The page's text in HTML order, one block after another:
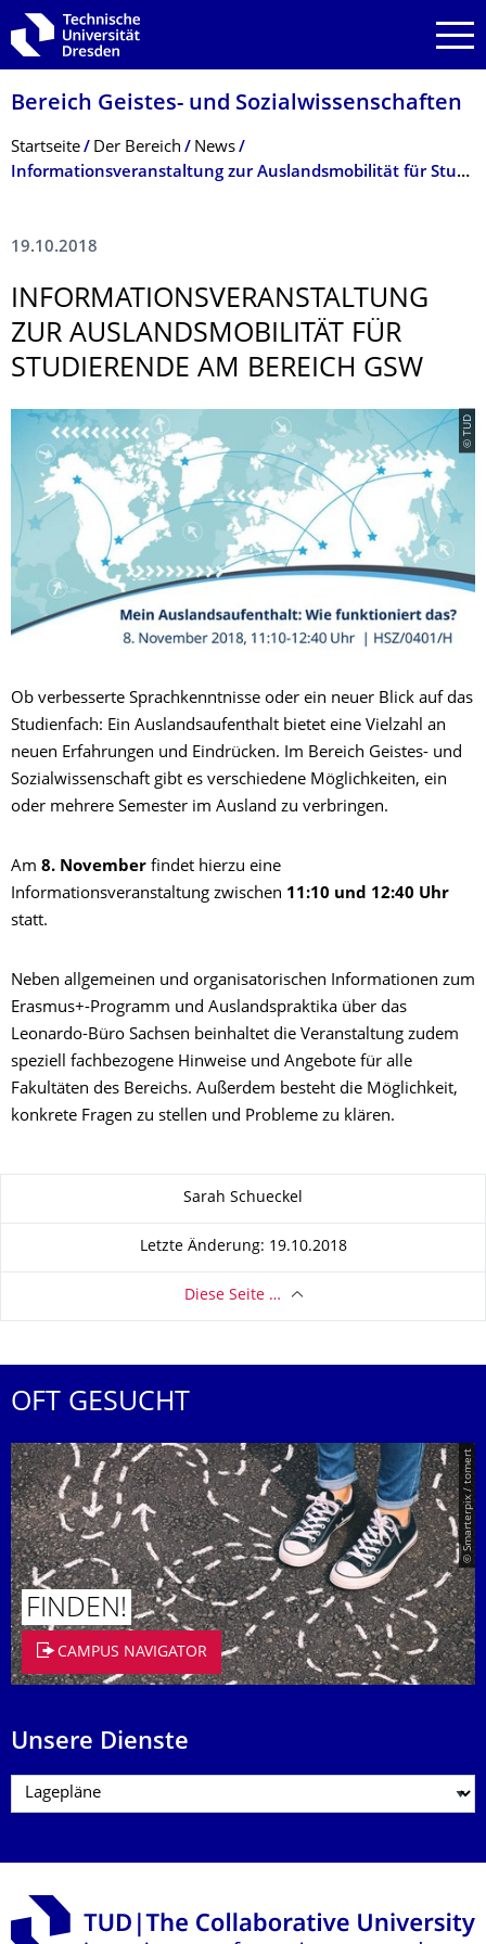
Zur Hauptnavigation springen
Zur Suche springen
Zum Inhalt springen
Bereich Geistes- und Sozialwissenschaf­ten
Breadcrumb-Menü
Startseite Der Bereich
News
Informationsveranstaltung zur Auslandsmobilität für Studierende am Bereich GSW
19.10.2018
INFORMATIONS­VERANSTALTUNG
ZUR AUSLANDSMOBILI­TÄT FÜR
STUDIERENDE AM BEREICH GSW
© TUD
Ob verbesserte Sprachkenntnisse oder ein neuer Blick auf das
Studienfach: Ein Auslandsaufenthalt bietet eine Vielzahl an
neuen Erfahrungen und Eindrücken. Im Bereich Geistes- und
Sozialwissenschaft gibt es verschiedene Möglichkeiten, ein
oder mehrere Semester im Ausland zu verbringen.
Am 8. November findet hierzu eine
Informationsveranstaltung zwischen 11:10 und 12:40 Uhr
statt.
Neben allgemeinen und organisatorischen Informationen zum
Erasmus+-Programm und Auslandspraktika über das
Leonardo-Büro Sachsen beinhaltet die Veranstaltung zudem
speziell fachbezogene Hinweise und Angebote für alle
Fakultäten des Bereichs. Außerdem besteht die Möglichkeit,
konkrete Fragen zu stellen und Probleme zu klären.
Sarah Schueckel
Letzte Änderung: 19.10.2018
Diese Seite …
OFT GESUCHT
© Smarterpix / tomert
FINDEN!
CAMPUS NAVIGATOR
Unsere Dienste